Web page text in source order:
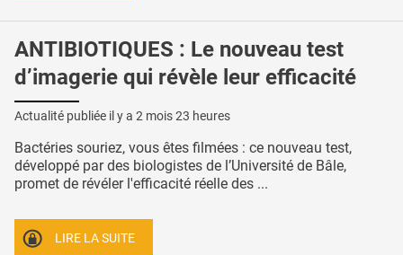
ANTIBIOTIQUES : Le nouveau test
d’imagerie qui révèle leur efficacité
Actualité publiée il y a 2 mois 23 heures
Bactéries souriez, vous êtes filmées : ce nouveau test,
développé par des biologistes de l’Université de Bâle,
promet de révéler l'efficacité réelle des ...
LIRE LA SUITE